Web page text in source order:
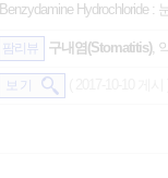
Benzydamine Hydrochloride :
팜리뷰 구내염(Stomatitis),
보 기